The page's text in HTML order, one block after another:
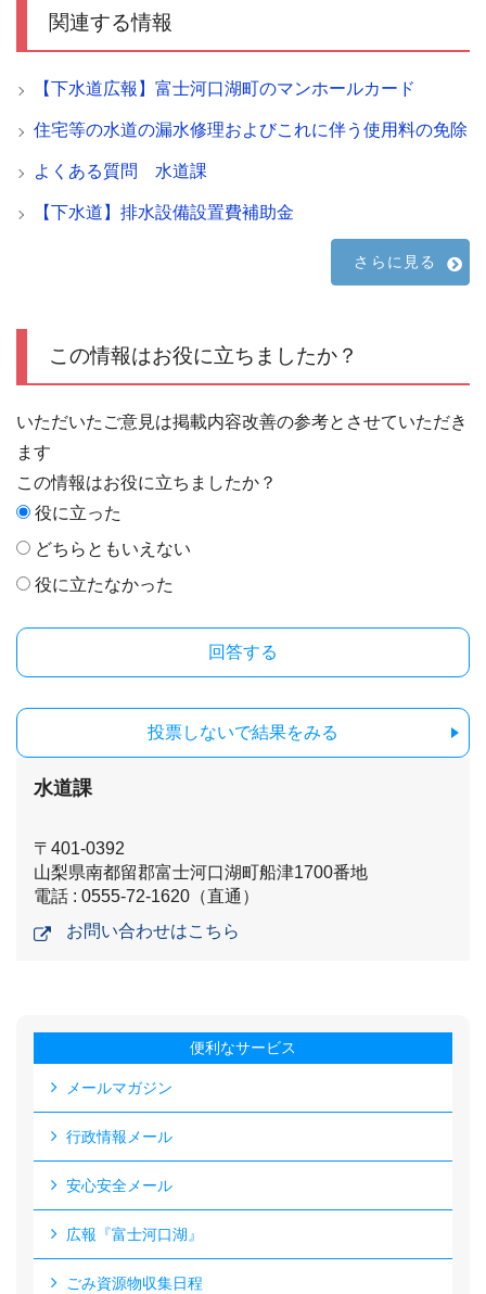
関連する情報
【下水道広報】富士河口湖町のマンホールカード
住宅等の水道の漏水修理およびこれに伴う使用料の免除
よくある質問 水道課
【下水道】排水設備設置費補助金
さらに見る
この情報はお役に立ちましたか？
いただいたご意見は掲載内容改善の参考とさせていただき
ます
この情報はお役に立ちましたか？
役に立った
どちらともいえない
役に立たなかった
投票しないで結果をみる
水道課
〒401-0392
山梨県南都留郡富士河口湖町船津1700番地
電話 : 0555-72-1620（直通）
お問い合わせはこちら
便利なサービス
メールマガジン
行政情報メール
安心安全メール
広報『富士河口湖』
ごみ資源物収集日程